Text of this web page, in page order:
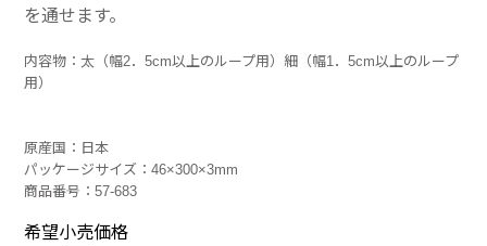
を通せます。
内容物：太（幅2．5cm以上のループ用）細（幅1．5cm以上のループ
用）
原産国：日本
パッケージサイズ：46×300×3mm
商品番号：57-683
希望小売価格